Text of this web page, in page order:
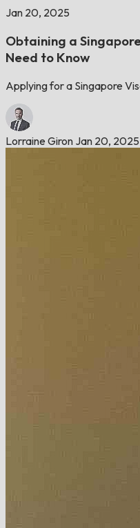
Jan 20, 2025
Obtaining a
Need to Know
Applying for a Singapore
Lorraine Giron Jan 20, 2025